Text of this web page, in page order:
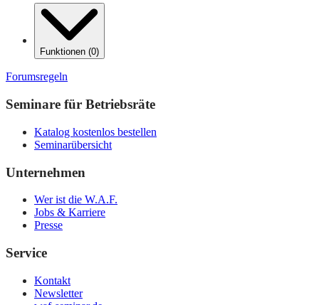
Funktionen (0)
Forumsregeln
Seminare für Betriebsräte
Katalog kostenlos bestellen
Seminarübersicht
Unternehmen
Wer ist die W.A.F.
Jobs & Karriere
Presse
Service
Kontakt
Newsletter